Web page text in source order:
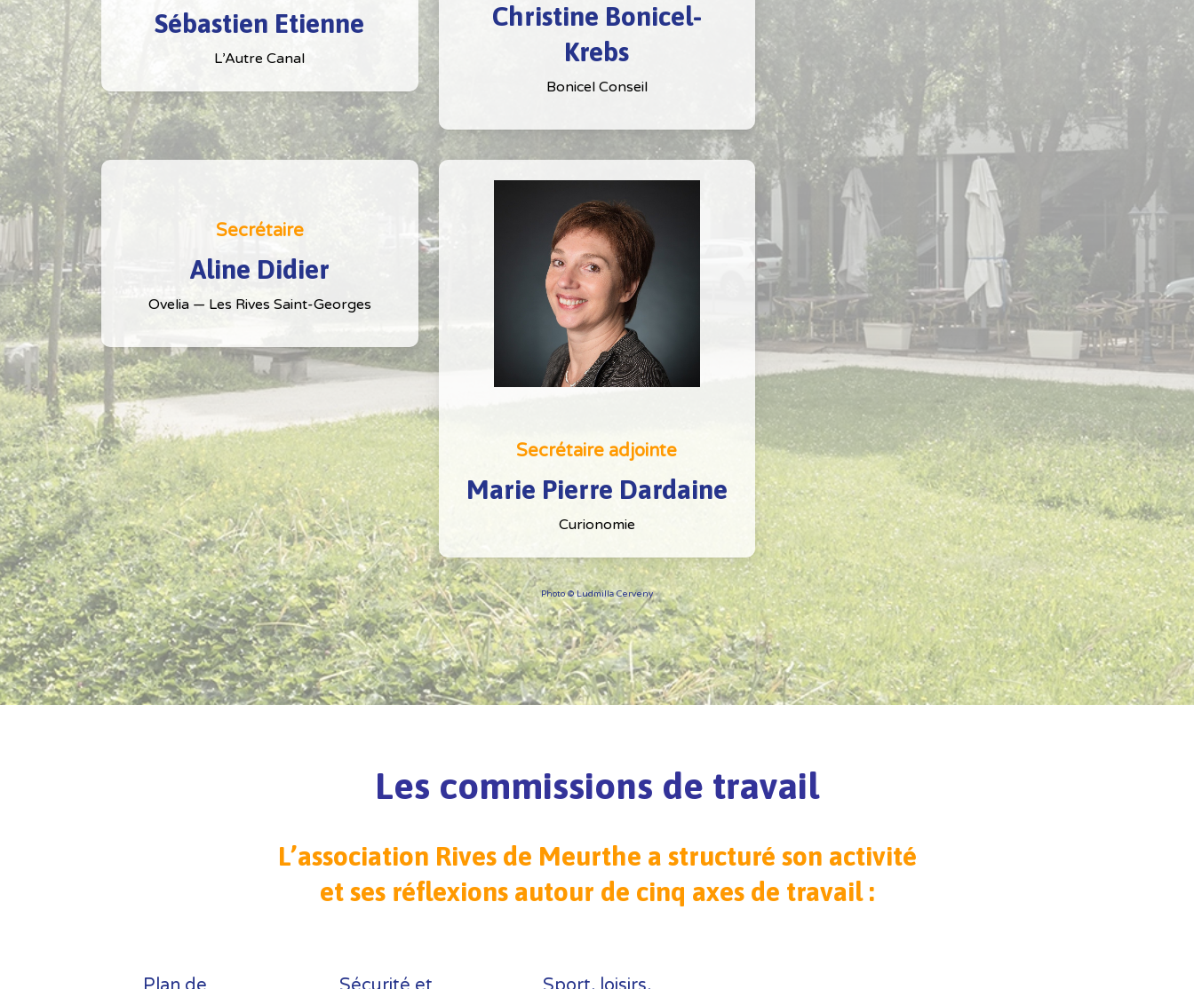
Sébastien Etienne
L’Autre Canal
Christine Bonicel-
Krebs
Bonicel Conseil
Secrétaire
Aline Didier
Ovelia — Les Rives Saint-Georges
Secrétaire adjointe
Marie Pierre Dardaine
Curionomie
Photo © Ludmilla Cerveny
Les commissions de travail
L’association Rives de Meurthe a structuré son activité
et ses réflexions autour de cinq axes de travail :